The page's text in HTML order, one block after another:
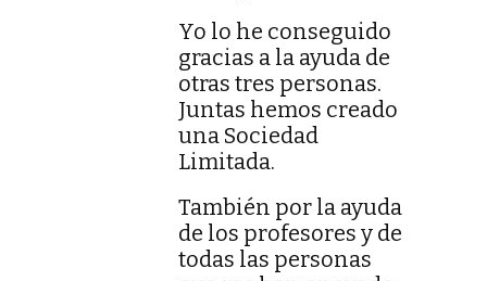
Yo lo he conseguido
gracias a la ayuda de
otras tres personas.
Juntas hemos creado
una Sociedad
Limitada.
También por la ayuda
de los profesores y de
todas las personas